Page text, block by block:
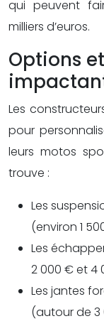
qui peuvent
milliers d’euros.
Options
Les
pour
leurs motos
trouve :
Les
(environ 1
Les
2 000 € et 4
Les jantes
(autour de 3